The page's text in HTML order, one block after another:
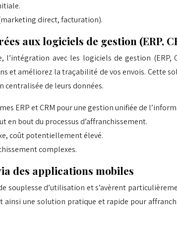
direct, facturation).
aux logiciels de gestion (ERP,
avec les logiciels de gestion
et améliorez la traçabilité de vos envois. Cette
centralisée de leurs données.
ERP et CRM pour une gestion unifiée de
bout du processus d’affranchissement.
coût potentiellement élevé.
complexes.
des applications mobiles
d’utilisation et s’avèrent
une solution pratique et rapide pour